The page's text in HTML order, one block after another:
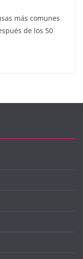
más comunes
de los 50